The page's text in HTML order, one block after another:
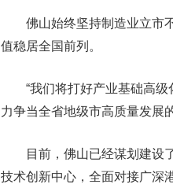
佛山始终坚持制造业立市不
值稳居全国前列。
“我们将打好产业基础高级
力争当全省地级市高质量发展
目前，佛山已经谋划建设了
技术创新中心，全面对接广深